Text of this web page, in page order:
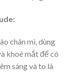
chân mi, dùng
khoé mắt để có
sáng và to là